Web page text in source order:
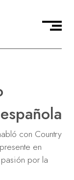
con Country
en
por la